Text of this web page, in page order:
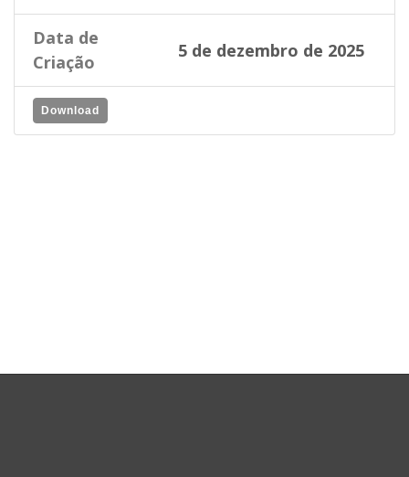
Data de
Criação
5 de dezembro de 2025
Download